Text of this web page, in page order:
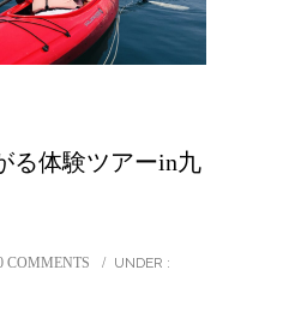
体験ツアーin九
COMMENTS / UNDER :